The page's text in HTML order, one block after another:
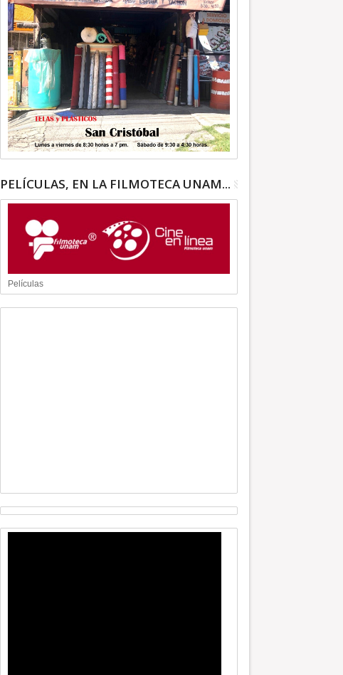
PELÍCULAS, EN LA FILMOTECA UNAM...
Películas